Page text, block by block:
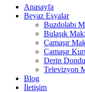
Anasayfa
Beyaz Eşyalar
Buzdolabı
Bulaşık
Çamaşır
Çamaşır
Derin
Televizyon
Blog
İletişim